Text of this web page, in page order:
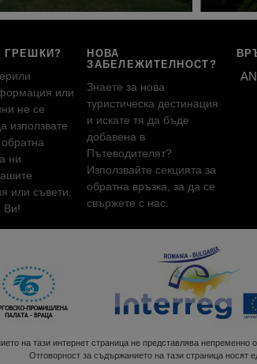
ГРЕШКИ?
или
не се
използвате
ни
или съвети.
Ви!
НОВА
ЗАБЕЛЕЖИТЕЛНОСТ?
Знаете за нова
туристическа дестинация
и искате тя да бъде
добавена в
Пътеводителят?
Използвайте секцията за
обратна връзка, за да се
свържете с нас.
на тази интернет страница не представлява непременно
Отговорност за съдържанието на тази страница носят